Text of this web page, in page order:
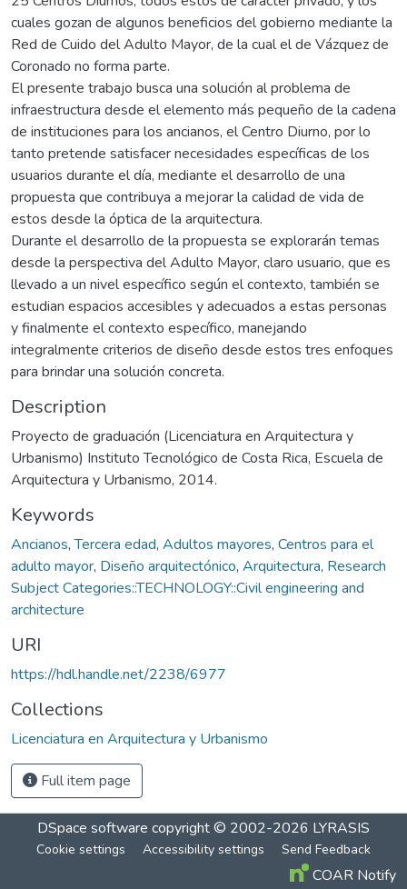
cuales gozan de algunos beneficios del gobierno mediante la
Red de Cuido del Adulto Mayor, de la cual el de Vázquez de
Coronado no forma parte.
El presente trabajo busca una solución al problema de
infraestructura desde el elemento más pequeño de la cadena
de instituciones para los ancianos, el Centro Diurno, por lo
tanto pretende satisfacer necesidades específicas de los
usuarios durante el día, mediante el desarrollo de una
propuesta que contribuya a mejorar la calidad de vida de
estos desde la óptica de la arquitectura.
Durante el desarrollo de la propuesta se explorarán temas
desde la perspectiva del Adulto Mayor, claro usuario, que es
llevado a un nivel específico según el contexto, también se
estudian espacios accesibles y adecuados a estas personas
y finalmente el contexto específico, manejando
integralmente criterios de diseño desde estos tres enfoques
para brindar una solución concreta.
Description
Proyecto de graduación (Licenciatura en Arquitectura y
Urbanismo) Instituto Tecnológico de Costa Rica, Escuela de
Arquitectura y Urbanismo, 2014.
Keywords
Ancianos,Tercera edad, Adultos mayores, Centros para el
adulto mayor, Diseño arquitectónico, Arquitectura, Research
Subject Categories::TECHNOLOGY::Civil engineering and
architecture
URI
https://hdl.handle.net/2238/6977
Collections
Licenciatura en Arquitectura y Urbanismo
Full item page
DSpace software copyright © 2002-2026 LYRASIS
Cookie settings Accessibility settings Send Feedback
COAR Notify